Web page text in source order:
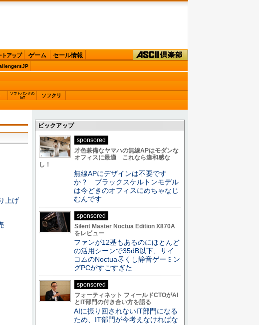
トアップ ゲーム セール情報
ソフトバンクの
IoT
ソフクリ
上げ
ピックアップ
sponsored
才色兼備なヤマハの無線APはモダンな
オフィスに最適 これなら違和感な
し！
無線APにデザインは不要です
か？ ブラックスケルトンモデル
は今どきのオフィスにめちゃなじ
むんです
sponsored
Silent Master Noctua Edition X870A
をレビュー
ファンが12基もあるのにほとんど
の活用シーンで35dB以下、サイ
コムのNoctua尽くし静音ゲーミン
グPCがすごすぎた
sponsored
フォーティネット フィールドCTOがAI
とIT部門の付き合い方を語る
AIに振り回されないIT部門になる
ため、IT部門が今考えなければな